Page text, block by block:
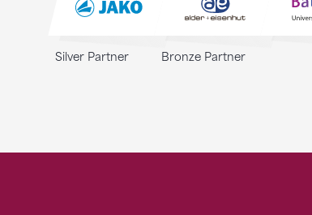
Silver Partner Bronze Partner